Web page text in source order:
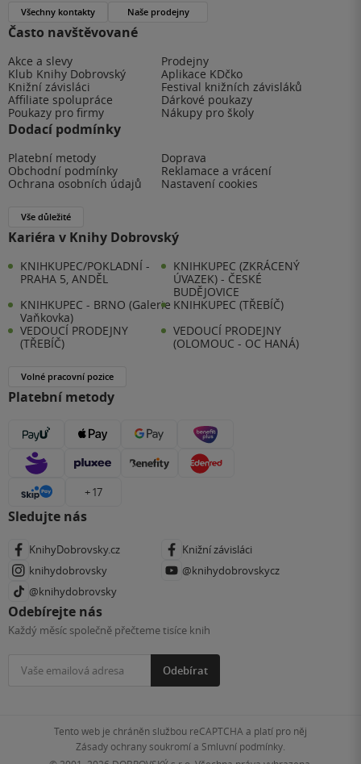
Často navštěvované
Akce a slevy
Prodejny
Klub Knihy Dobrovský
Aplikace KDčko
Knižní závisláci
Festival knižních závisláků
Affiliate spolupráce
Dárkové poukazy
Poukazy pro firmy
Nákupy pro školy
Dodací podmínky
Platební metody
Doprava
Obchodní podmínky
Reklamace a vrácení
Ochrana osobních údajů
Nastavení cookies
Vše důležité
Kariéra v Knihy Dobrovský
KNIHKUPEC/POKLADNÍ -
PRAHA 5, ANDĚL
KNIHKUPEC (ZKRÁCENÝ
ÚVAZEK) - ČESKÉ
BUDĚJOVICE
KNIHKUPEC - BRNO (Galerie
Vaňkovka)
KNIHKUPEC (TŘEBÍČ)
VEDOUCÍ PRODEJNY
(TŘEBÍČ)
VEDOUCÍ PRODEJNY
(OLOMOUC - OC HANÁ)
Volné pracovní pozice
Platební metody
+ 17
Sledujte nás
KnihyDobrovsky.cz
Knižní závisláci
knihydobrovsky
@knihydobrovskycz
@knihydobrovsky
Odebírejte nás
Každý měsíc společně přečteme tisíce knih
Odebírat
Všechny kontakty Naše prodejny
Tento web je chráněn službou reCAPTCHA a platí pro něj
Zásady ochrany soukromía Smluvní podmínky.